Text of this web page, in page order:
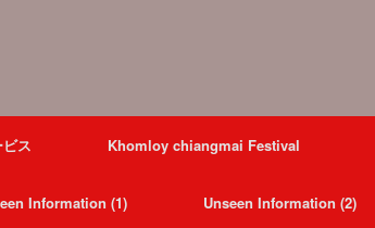
ス Khomloy chiangmai Festival
Information (1) Unseen Information (2)